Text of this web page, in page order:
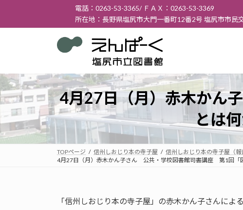
テ
ス
キ
ッ
ゲ
ン
に
移
電話：0263-53-3365/ ＦＡＸ：0263-53-3369
所在地：長野県塩尻市大門一番町12番2号 塩尻市市民
4月27日（月）赤木かん
とは
TOPページ 信州しおじり本の寺子屋 信州しおじり本の寺子屋（報
4月27日（月）赤木かん子さん 公共・学校図書館司書講座 第1回「
「信州しおじり本の寺子屋」の赤木かん子さんによ